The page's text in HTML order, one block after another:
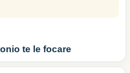
te le focare